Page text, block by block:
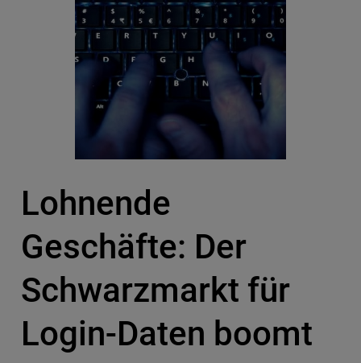
Lohnende
Geschäfte: Der
Schwarzmarkt für
Login-Daten boomt